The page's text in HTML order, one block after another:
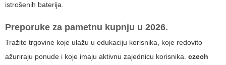
istrošenih baterija.
Preporuke za pametnu kupnju u 2026.
Tražite trgovine koje ulažu u edukaciju korisnika, koje redovito
ažuriraju ponude i koje imaju aktivnu zajednicu korisnika. czech